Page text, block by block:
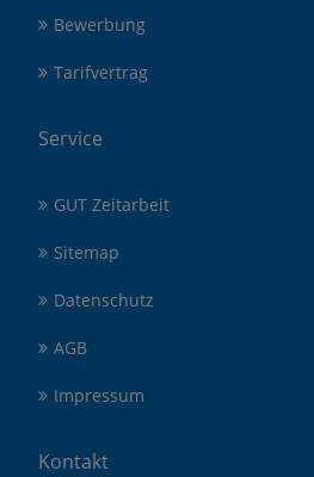
Bewerbung
Tarifvertrag
Service
GUT Zeitarbeit
Sitemap
Datenschutz
AGB
Impressum
Kontakt